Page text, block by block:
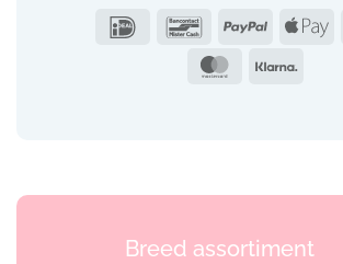
IDeal Bancontact
PayPal
MasterCard
Klarna
Breed assortiment